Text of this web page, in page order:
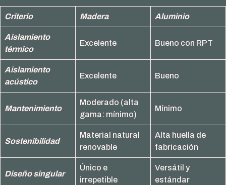
Criterio Madera Aluminio
Aislamiento
térmico
Excelente Bueno con RPT
Aislamiento
acústico
Excelente Bueno
Mantenimiento
Moderado (alta
gama: mínimo)
Mínimo
Sostenibilidad
Material natural
renovable
Alta huella de
fabricación
Diseño singular
Único e
irrepetible
Versátil y
estándar